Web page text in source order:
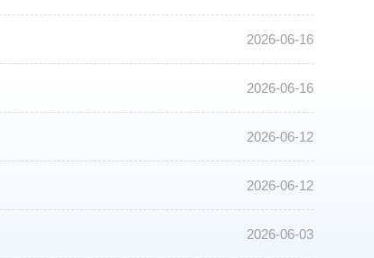
2026-06-16
2026-06-16
2026-06-12
2026-06-12
2026-06-03